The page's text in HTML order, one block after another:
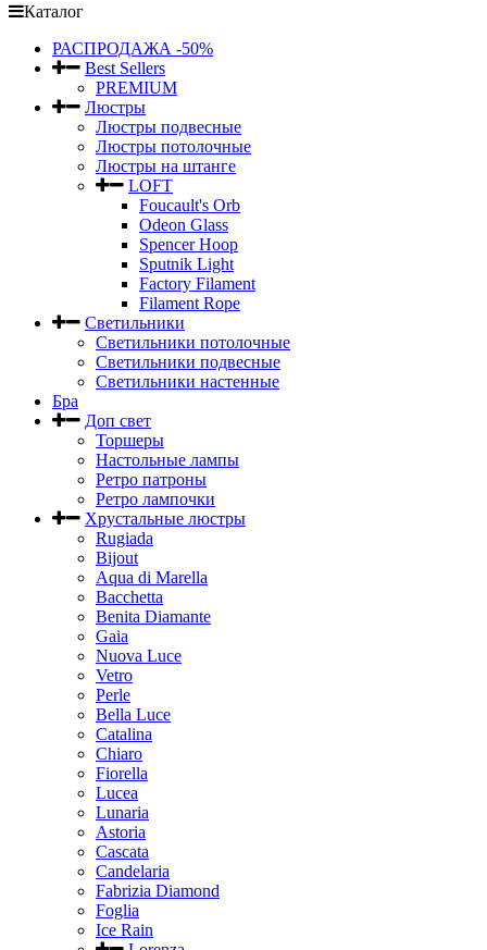
Каталог
РАСПРОДАЖА -50%
Best Sellers
PREMIUM
Люстры
Люстры подвесные
Люстры потолочные
Люстры на штанге
LOFT
Foucault's Orb
Odeon Glass
Spencer Hoop
Sputnik Light
Factory Filament
Filament Rope
Светильники
Светильники потолочные
Светильники подвесные
Светильники настенные
Бра
Доп свет
Торшеры
Настольные лампы
Ретро патроны
Ретро лампочки
Хрустальные люстры
Rugiada
Bijout
Aqua di Marella
Bacchetta
Benita Diamante
Gaia
Nuova Luce
Vetro
Perle
Bella Luce
Сatalina
Chiaro
Fiorella
Lucea
Lunaria
Astoria
Cascata
Candelaria
Fabrizia Diamond
Foglia
Ice Rain